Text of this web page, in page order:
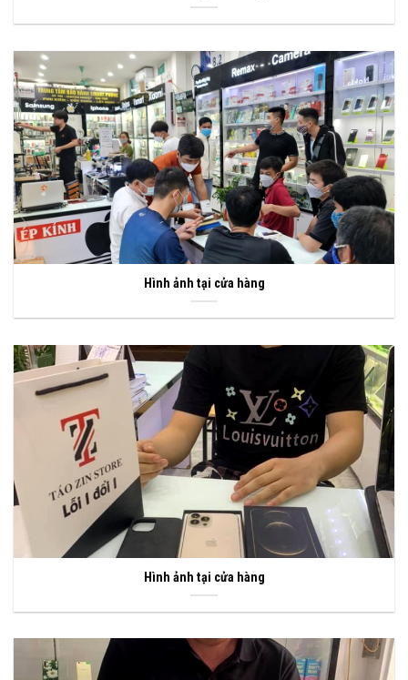
Hình ảnh tại cửa hàng
Hình ảnh tại cửa hàng